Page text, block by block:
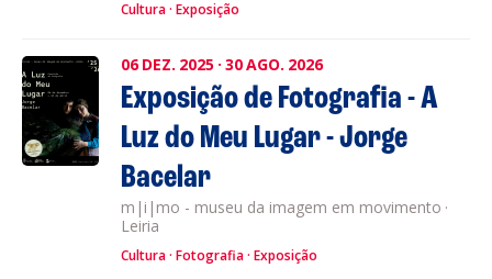
Cultura Exposição
06 DEZ. 2025 · 30AGO. 2026
Exposição de Fotografia - A
Luz do Meu Lugar - Jorge
Bacelar
m|i|mo - museu da imagem em movimento ·
Leiria
Cultura Fotografia Exposição